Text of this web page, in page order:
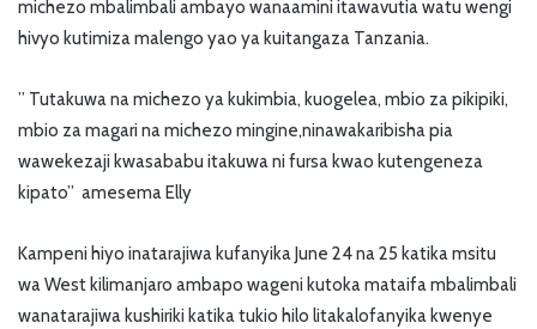
michezo mbalimbali ambayo wanaamini itawavutia watu wengi
hivyo kutimiza malengo yao ya kuitangaza Tanzania.
” Tutakuwa na michezo ya kukimbia, kuogelea, mbio za pikipiki,
mbio za magari na michezo mingine,ninawakaribisha pia
wawekezaji kwasababu itakuwa ni fursa kwao kutengeneza
kipato” amesema Elly
Kampeni hiyo inatarajiwa kufanyika June 24 na 25 katika msitu
wa West kilimanjaro ambapo wageni kutoka mataifa mbalimbali
wanatarajiwa kushiriki katika tukio hilo litakalofanyika kwenye